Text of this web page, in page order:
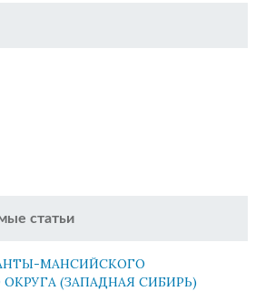
статьи
МАНСИЙСКОГО
(ЗАПАДНАЯ СИБИРЬ)